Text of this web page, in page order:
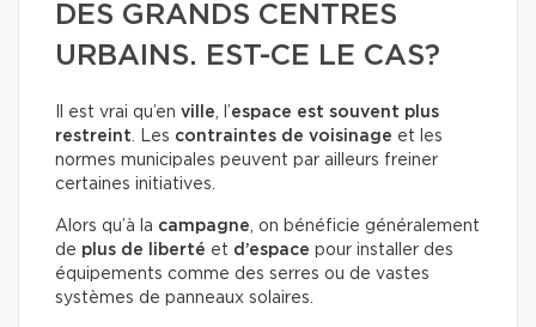
DES GRANDS CENTRES
URBAINS. EST-CE LE CAS?
Il est vrai qu’en ville, l’espace est souvent plus
restreint. Les contraintes de voisinage et les
normes municipales peuvent par ailleurs freiner
certaines initiatives.
Alors qu’à la campagne, on bénéficie généralement
de plus de liberté et d’espace pour installer des
équipements comme des serres ou de vastes
systèmes de panneaux solaires.